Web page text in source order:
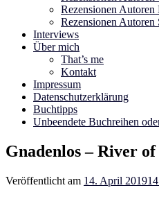
Rezensionen Autoren
Rezensionen Autoren
Interviews
Über mich
That’s me
Kontakt
Impressum
Datenschutzerklärung
Buchtipps
Unbeendete Buchreihen
Gnadenlos – River of
Veröffentlicht am 14. April 2019